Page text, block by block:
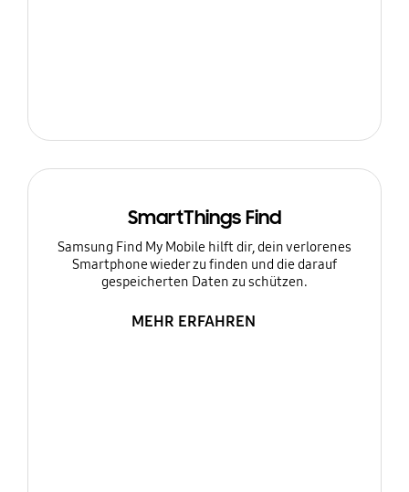
SmartThings Find
Samsung Find My Mobile hilft dir, dein verlorenes
Smartphone wieder zu finden und die darauf
gespeicherten Daten zu schützen.
MEHR ERFAHREN